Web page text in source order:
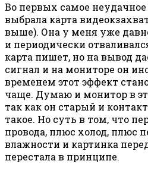
Во первых самое
выбрала карта
выше). Она у меня уже
и периодически
карта пишет, но на вывод
сигнал и на мониторе он
временем этот эффект
чаще. Думаю и монитор в
так как он старый и
такое. Но суть в том, что
провода, плюс холод, плюс
влажности и картинка
перестала в принципе.